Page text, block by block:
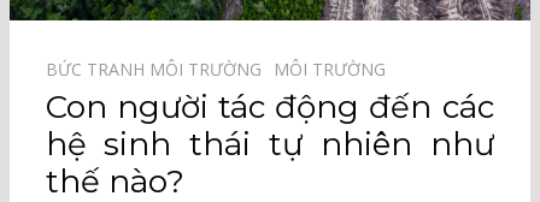
BỨC TRANH MÔI TRƯỜNG⠀ MÔI TRƯỜNG⠀
Con người tác động đến các
hệ sinh thái tự nhiên như
thế nào?